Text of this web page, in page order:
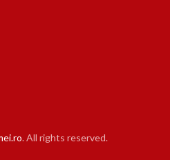
. All rights reserved.